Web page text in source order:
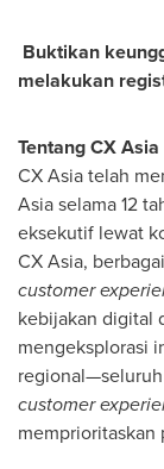
Buktikan
melakukan
Tentang CX Asia
CXAsiatelah
Asiaselama 12
eksekutif lewat
CX Asia,
customer
kebijakan digital
mengeksplorasi
customer
memprioritaskan